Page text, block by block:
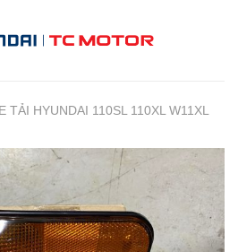
TẢI HYUNDAI 110SL 110XL W11XL